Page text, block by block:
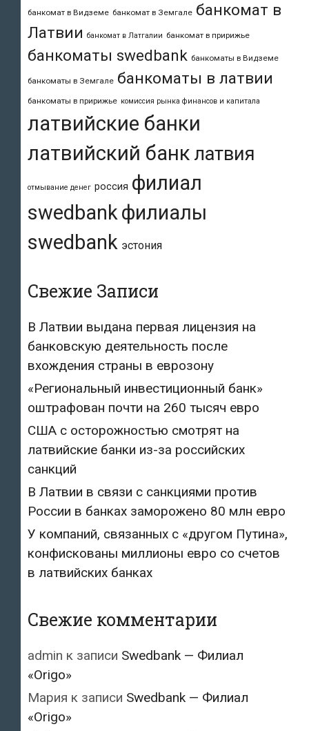
банкомат в Видземе банкомат в Земгале банкомат в
Латвии банкомат в Латгалии банкомат в пририжье
банкоматы swedbank банкоматы в Видземе
банкоматы в Земгале банкоматы в латвии
банкоматы в пририжье комиссия рынка финансов и капитала
латвийские банки
латвийский банк латвия
отмывание денег россия филиал
swedbankфилиалы
swedbank эстония
Свежие Записи
В Латвии выдана первая лицензия на
банковскую деятельность после
вхождения страны в еврозону
«Региональный инвестиционный банк»
оштрафован почти на 260 тысяч евро
США с осторожностью смотрят на
латвийские банки из-за российских
санкций
В Латвии в связи с санкциями против
России в банках заморожено 80 млн евро
У компаний, связанных с «другом Путина»,
конфискованы миллионы евро со счетов
в латвийских банках
Свежие комментарии
admin к записи Swedbank — Филиал
«Origo»
Мария к записи Swedbank — Филиал
«Origo»